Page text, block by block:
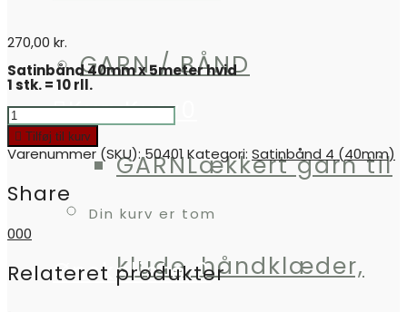
GARN / BÅND
GARNLækkert garn til
klude, håndklæder,
KurvKurv
Din kurv er tom
Ønskeliste 0
270,00 kr.
Satinbånd 40mm x 5meter hvid
1 stk. = 10 rll.
Satinbånd
40mm
x
5meter
quantity
Tilføj til kurv
Varenummer (SKU):50401Kategori: Satinbånd 4 (40mm)
Share
000
Relateret produkter